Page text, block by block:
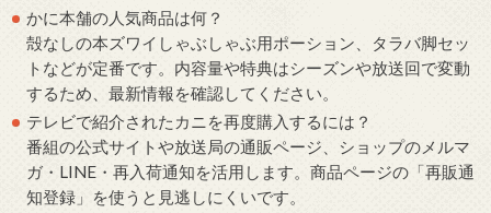
かに本舗の人気商品は何？
殻なしの本ズワイしゃぶしゃぶ用ポーション、タラバ脚セッ
トなどが定番です。内容量や特典はシーズンや放送回で変動
するため、最新情報を確認してください。
テレビで紹介されたカニを再度購入するには？
番組の公式サイトや放送局の通販ページ、ショップのメルマ
ガ・LINE・再入荷通知を活用します。商品ページの「再販通
知登録」を使うと見逃しにくいです。